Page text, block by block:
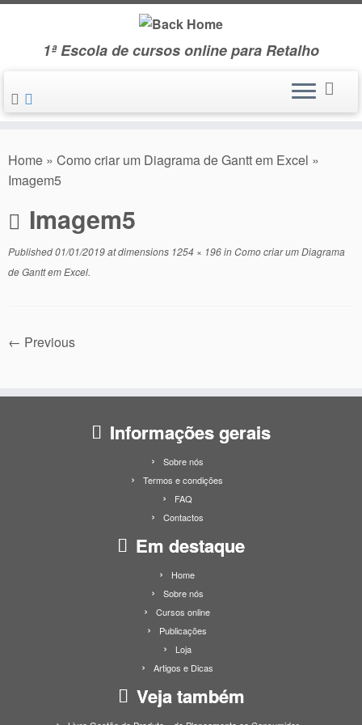
Skip
1ª Escola de cursos online para Retalho
Home » Como criar um Diagrama de Gantt em Excel »
Imagem5
Imagem5
Published01/01/2019at dimensions 1254 × 196inComo criar um Diagrama
de Gantt em Excel.
← Previous
Informações gerais
Sobre nós
Termos e condições
FAQ
Contactos
Em destaque
Home
Sobre nós
Cursos online
Publicações
Loja
Artigos e Dicas
Veja também